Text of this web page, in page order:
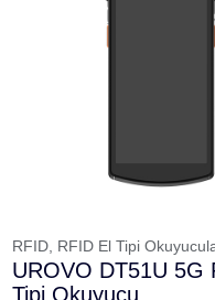
RFID, RFID El Tipi
UROVO DT51U 5G
Tipi Okuyucu